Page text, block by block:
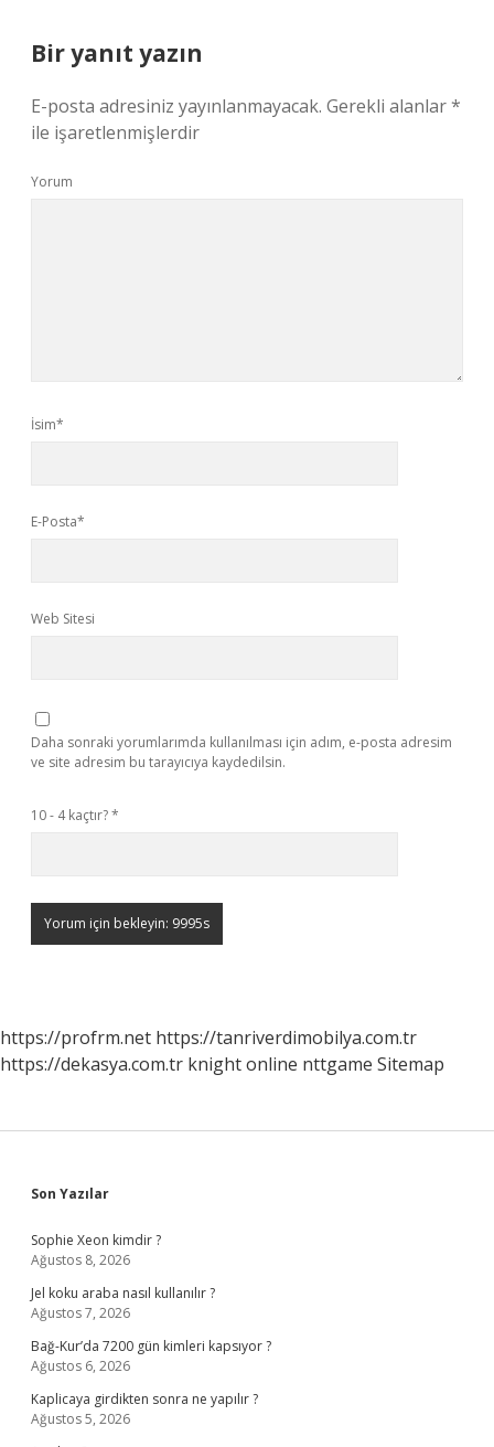
Bir yanıt yazın
E-posta adresiniz yayınlanmayacak. Gerekli alanlar*
ile işaretlenmişlerdir
Yorum
İsim*
E-Posta*
Web Sitesi
Daha sonraki yorumlarımda kullanılması için adım, e-posta adresim
ve site adresim bu tarayıcıya kaydedilsin.
10 - 4 kaçtır?*
https://profrm.net https://tanriverdimobilya.com.tr
https://dekasya.com.tr knight online nttgame Sitemap
Sidebar
Son Yazılar
Sophie Xeon kimdir ?
Ağustos 8, 2026
Jel koku araba nasıl kullanılır ?
Ağustos 7, 2026
Bağ-Kur’da 7200 gün kimleri kapsıyor ?
Ağustos 6, 2026
Kaplicaya girdikten sonra ne yapılır ?
Ağustos 5, 2026